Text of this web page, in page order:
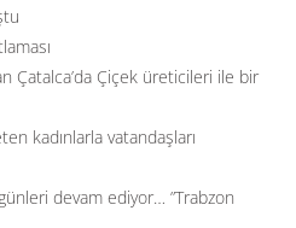
Çatalca’da Çiçek üreticileri ile bir
kadınlarla vatandaşları
devam ediyor… ”Trabzon